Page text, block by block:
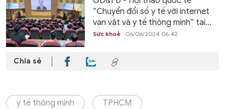
“Chuyển đổi số y tế với internet
vạn vật và y tế thông minh” tại...
Sức khoẻ 06/06/2024 06:42
Chia sẻ
y tế thông minh TPHCM